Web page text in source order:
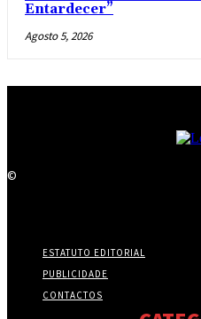
Entardecer”
Agosto 5, 2026
©
ESTATUTO EDITORIAL
PUBLICIDADE
CONTACTOS